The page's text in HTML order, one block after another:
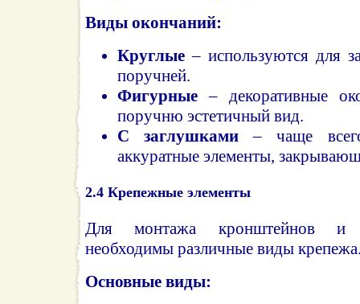
Виды окончаний:
Круглые – используются для
поручней.
Фигурные – декоративные
поручню эстетичный вид.
С заглушками – чаще
аккуратные элементы,
2.4 Крепежные элементы
Для монтажа кронштейнов и
необходимы различные виды
Основные виды: